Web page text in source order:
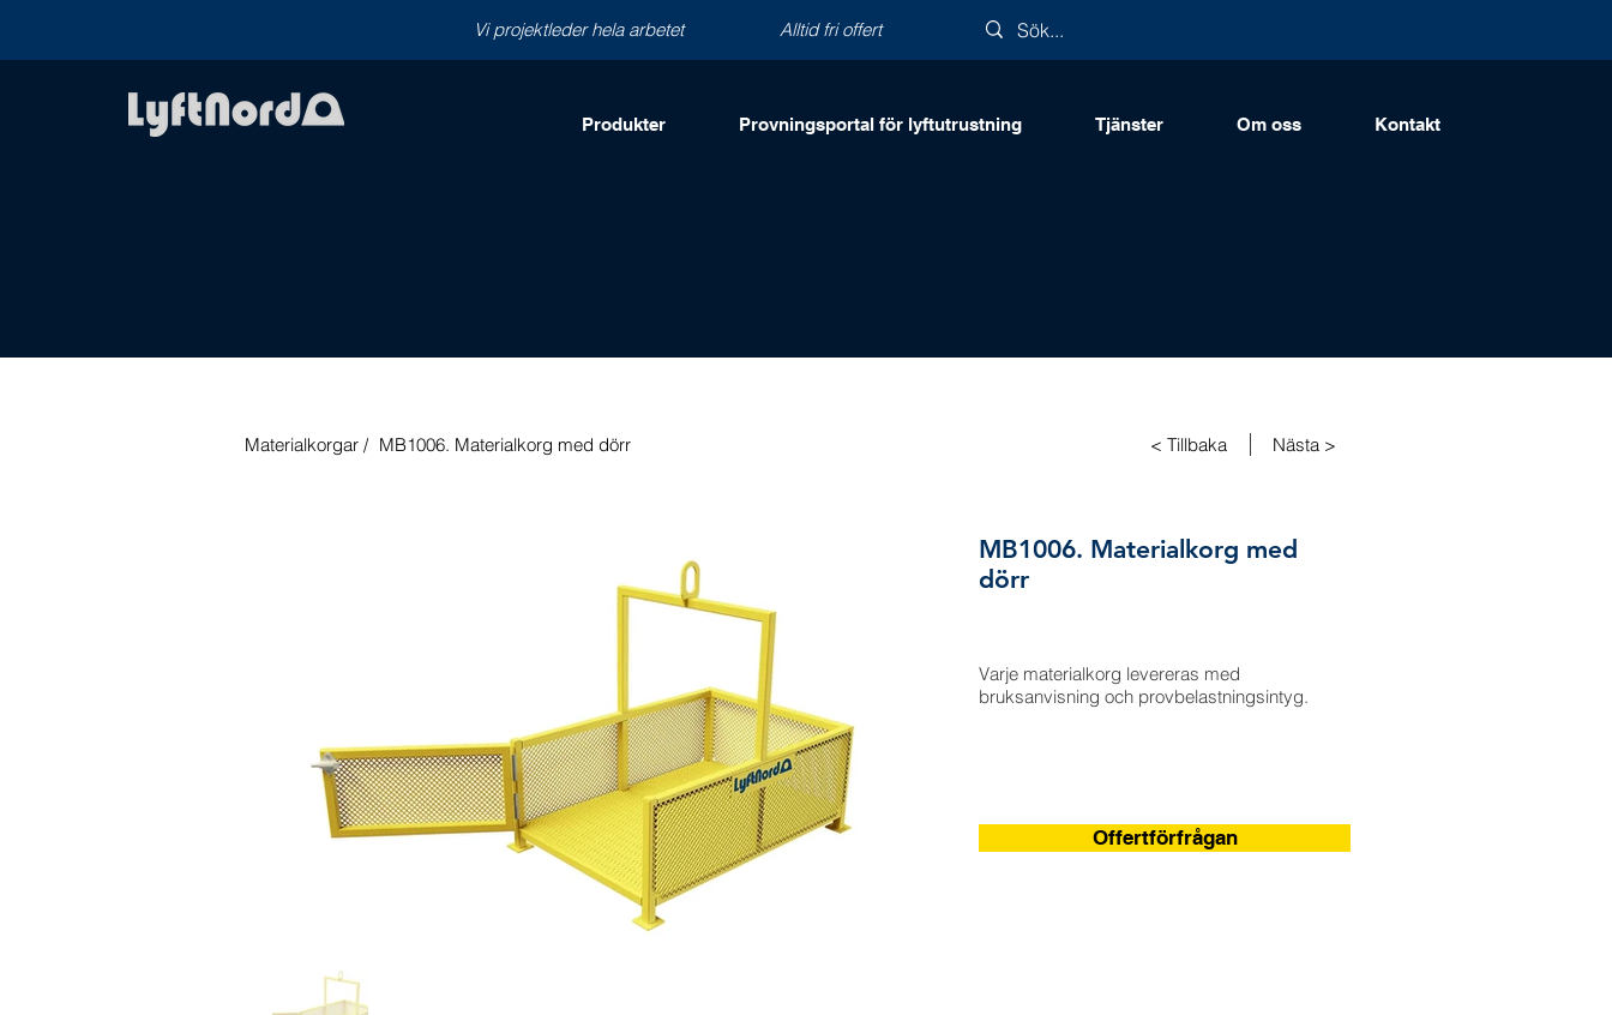
Vi projektleder hela arbetet Alltid fri offert
Produkter Provningsportal för lyftutrustning Tjänster Om oss Kontakt
Materialkorgar / MB1006. Materialkorg med dörr < Tillbaka Nästa >
MB1006. Materialkorg med
dörr
Varje materialkorg levereras med
bruksanvisning och provbelastningsintyg.
Offertförfrågan